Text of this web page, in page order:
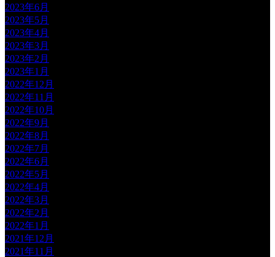
2023年6月
2023年5月
2023年4月
2023年3月
2023年2月
2023年1月
2022年12月
2022年11月
2022年10月
2022年9月
2022年8月
2022年7月
2022年6月
2022年5月
2022年4月
2022年3月
2022年2月
2022年1月
2021年12月
2021年11月